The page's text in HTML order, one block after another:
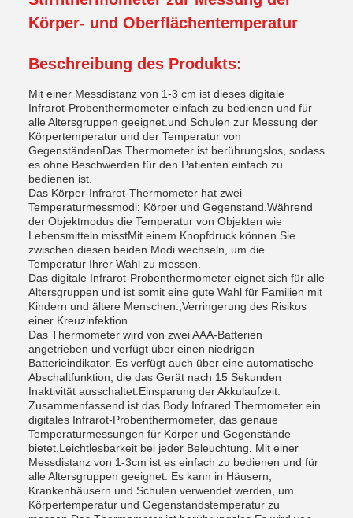
Körper- und Oberflächentemperatur
Beschreibung des Produkts:
Mit einer Messdistanz von 1-3 cm ist dieses digitale
Infrarot-Probenthermometer einfach zu bedienen und für
alle Altersgruppen geeignet.und Schulen zur Messung der
Körpertemperatur und der Temperatur von
GegenständenDas Thermometer ist berührungslos, sodass
es ohne Beschwerden für den Patienten einfach zu
bedienen ist.
Das Körper-Infrarot-Thermometer hat zwei
Temperaturmessmodi: Körper und Gegenstand.Während
der Objektmodus die Temperatur von Objekten wie
Lebensmitteln misstMit einem Knopfdruck können Sie
zwischen diesen beiden Modi wechseln, um die
Temperatur Ihrer Wahl zu messen.
Das digitale Infrarot-Probenthermometer eignet sich für alle
Altersgruppen und ist somit eine gute Wahl für Familien mit
Kindern und ältere Menschen.,Verringerung des Risikos
einer Kreuzinfektion.
Das Thermometer wird von zwei AAA-Batterien
angetrieben und verfügt über einen niedrigen
Batterieindikator. Es verfügt auch über eine automatische
Abschaltfunktion, die das Gerät nach 15 Sekunden
Inaktivität ausschaltet.Einsparung der Akkulaufzeit.
Zusammenfassend ist das Body Infrared Thermometer ein
digitales Infrarot-Probenthermometer, das genaue
Temperaturmessungen für Körper und Gegenstände
bietet.Leichtlesbarkeit bei jeder Beleuchtung. Mit einer
Messdistanz von 1-3cm ist es einfach zu bedienen und für
alle Altersgruppen geeignet. Es kann in Häusern,
Krankenhäusern und Schulen verwendet werden, um
Körpertemperatur und Gegenstandstemperatur zu